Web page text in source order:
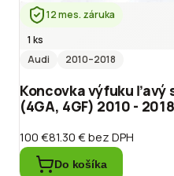
12 mes. záruka
1 ks
Audi
2010–2018
Koncovka výfuku ľavý
(4GA, 4GF) 2010 -
100 €81.30 €bez DPH
Do košíka